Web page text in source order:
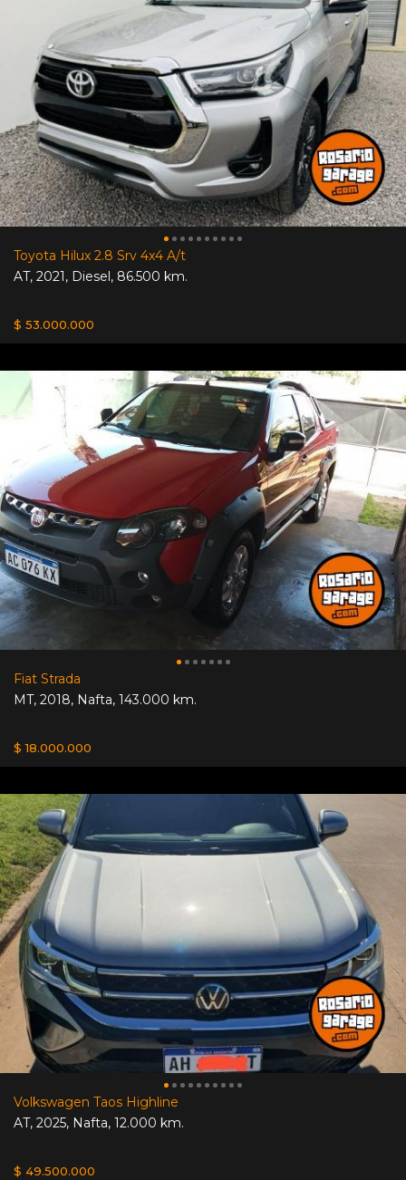
Toyota Hilux 2.8 Srv 4x4 A/t
AT, 2021, Diesel, 86.500 km.
$ 53.000.000
Fiat Strada
MT, 2018, Nafta, 143.000 km.
$ 18.000.000
Volkswagen Taos Highline
AT, 2025, Nafta, 12.000 km.
$ 49.500.000